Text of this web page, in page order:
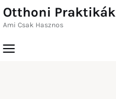
Otthoni Praktikák
Ami Csak Hasznos